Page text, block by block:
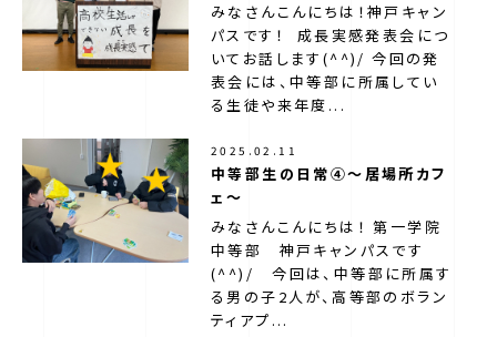
みなさんこんにちは！神戸キャン
パスです！ 成長実感発表会につ
いてお話します(^^)/ 今回の発
表会には、中等部に所属してい
る生徒や来年度...
2025.02.11
中等部生の日常④〜居場所カフ
ェ〜
みなさんこんにちは！ 第一学院
中等部 神戸キャンパスです
(^^)/ 今回は、中等部に所属す
る男の子2人が、高等部のボラン
ティアプ...